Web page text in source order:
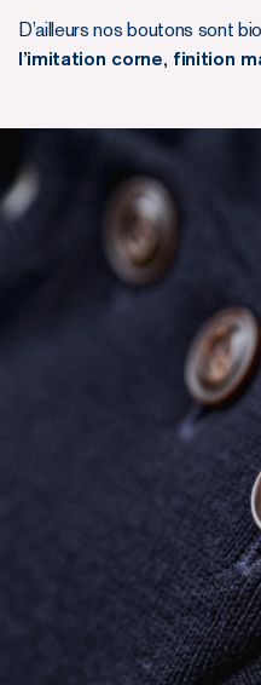
D’ailleurs nos boutons sont
l’imitation corne, finition